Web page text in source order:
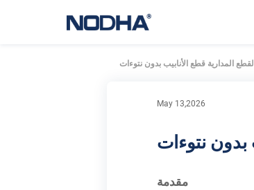
المدارية قطع الأنابيب بدون نتوءات
May 13,2026
بدون نتوءات
مقدمة